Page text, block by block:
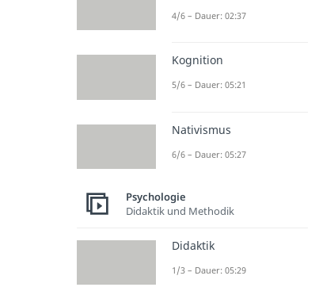
4/6 – Dauer: 02:37
Kognition
5/6 – Dauer: 05:21
Nativismus
6/6 – Dauer: 05:27
Psychologie
Didaktik und Methodik
Didaktik
1/3 – Dauer: 05:29